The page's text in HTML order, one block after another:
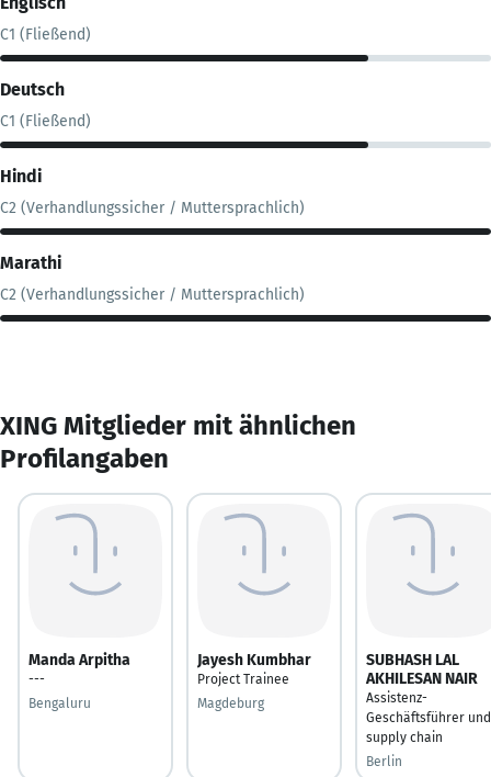
C1 (Fließend)
Deutsch
C1 (Fließend)
Hindi
C2 (Verhandlungssicher / Muttersprachlich)
Marathi
C2 (Verhandlungssicher / Muttersprachlich)
XING Mitglieder mit ähnlichen
Profilangaben
Manda Arpitha
---
Bengaluru
Jayesh Kumbhar
Project Trainee
Magdeburg
SUBHASH LAL
AKHILESAN NAIR
Assistenz-
Geschäftsführer und
supply chain
Berlin